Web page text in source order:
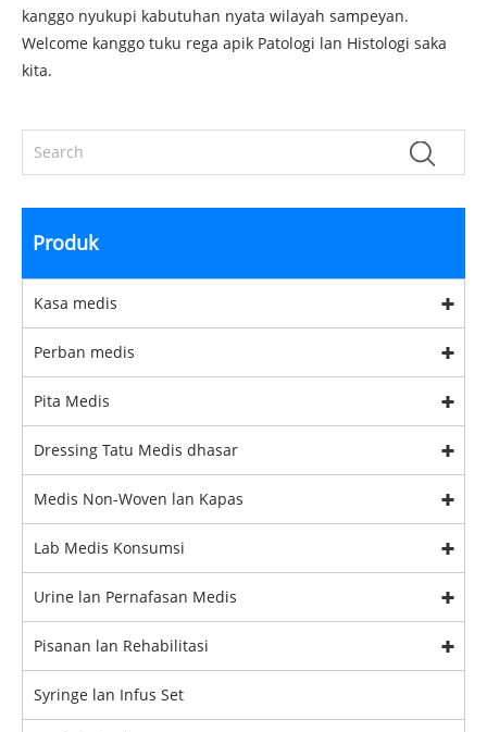
kanggo nyukupi kabutuhan nyata wilayah sampeyan.
Welcome kanggo tuku rega apik Patologi lan Histologi saka
kita.
Produk
Kasa medis
Perban medis
Pita Medis
Dressing Tatu Medis dhasar
Medis Non-Woven lan Kapas
Lab Medis Konsumsi
Urine lan Pernafasan Medis
Pisanan lan Rehabilitasi
Syringe lan Infus Set